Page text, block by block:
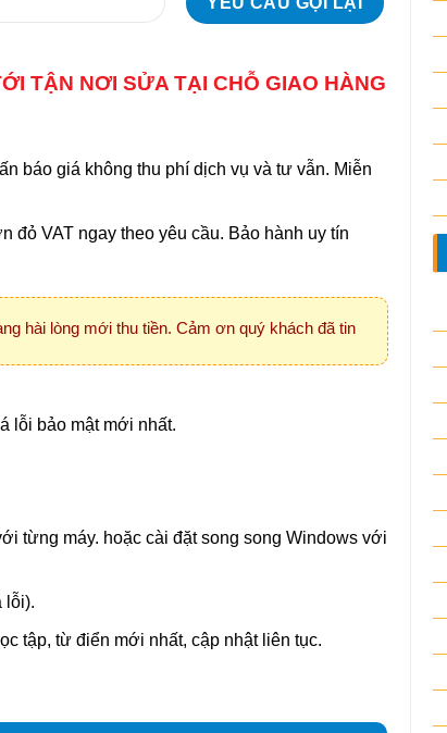
TẬN NƠI SỬA TẠI CHỖ GIAO HÀNG
báo giá không thu phí dịch vụ và tư vẫn. Miễn
đỏ VAT ngay theo yêu cầu. Bảo hành uy tín
hài lòng mới thu tiền. Cảm ơn quý khách đã tin
lỗi bảo mật mới nhất.
từng máy. hoặc cài đặt song song Windows với
lỗi).
tập, từ điển mới nhất, cập nhật liên tục.